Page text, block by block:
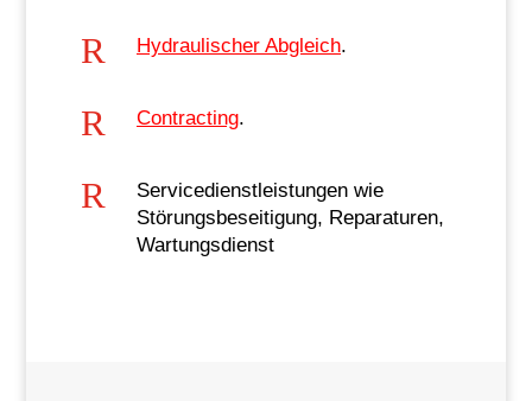
R Hydraulischer Abgleich.
R Contracting.
R
Servicedienstleistungen wie
Störungsbeseitigung, Reparaturen,
Wartungsdienst